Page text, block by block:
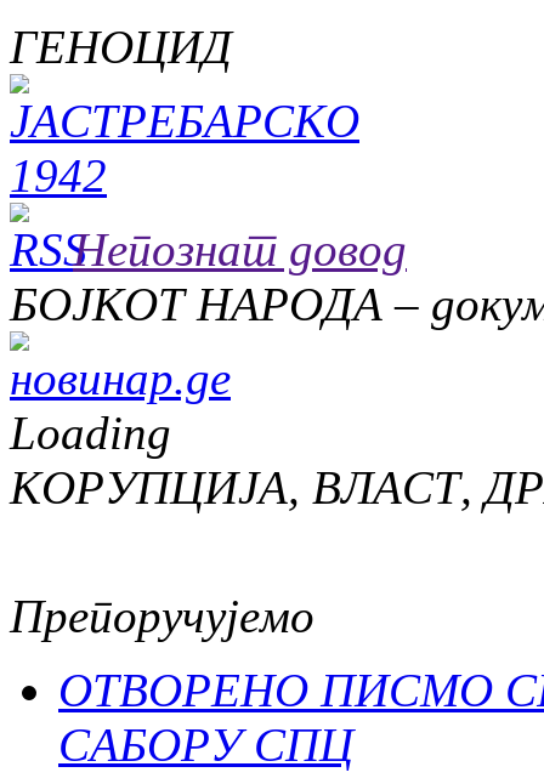
ГЕНОЦИД
Непознат довод
БОЈКОТ НАРОДА –
Loading
КОРУПЦИЈА, ВЛАСТ,
Препоручујемо
ОТВОРЕНО ПИСМО
САБОРУ СПЦ